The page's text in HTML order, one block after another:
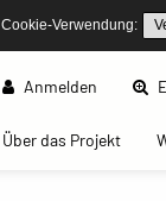
Verwendung:
Anmelden
Über das Projekt